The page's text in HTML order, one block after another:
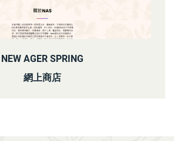
NEW AGER SPRING
網上商店